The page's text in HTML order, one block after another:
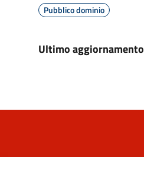
Pubblico dominio
Ultimo aggiornamento